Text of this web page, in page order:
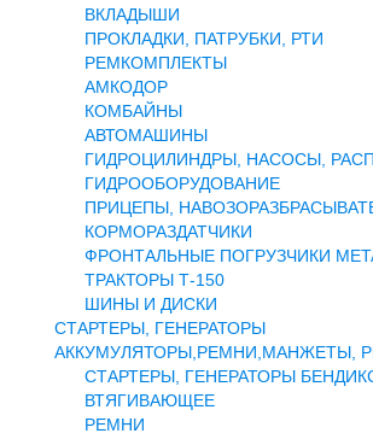
ВКЛАДЫШИ
ПРОКЛАДКИ, ПАТРУБКИ, РТИ
РЕМКОМПЛЕКТЫ
АМКОДОР
КОМБАЙНЫ
АВТОМАШИНЫ
ГИДРОЦИЛИНДРЫ, НАСОСЫ,
ГИДРООБОРУДОВАНИЕ
ПРИЦЕПЫ,
КОРМОРАЗДАТЧИКИ
ФРОНТАЛЬНЫЕ ПОГРУЗЧИКИ
ТРАКТОРЫ Т-150
ШИНЫ И ДИСКИ
СТАРТЕРЫ, ГЕНЕРАТОРЫ
АККУМУЛЯТОРЫ,РЕМНИ,МАНЖЕТЫ,
СТАРТЕРЫ, ГЕНЕРАТОРЫ
ВТЯГИВАЮЩЕЕ
РЕМНИ